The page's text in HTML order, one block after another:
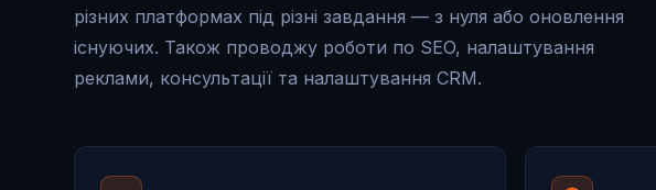
різних платформах під різні завдання — з нуля або оновлення
існуючих. Також проводжу роботи по SEO, налаштування
реклами, консультації та налаштування CRM.